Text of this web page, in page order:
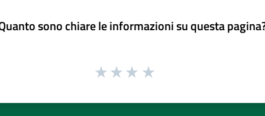
sono chiare le informazioni su questa